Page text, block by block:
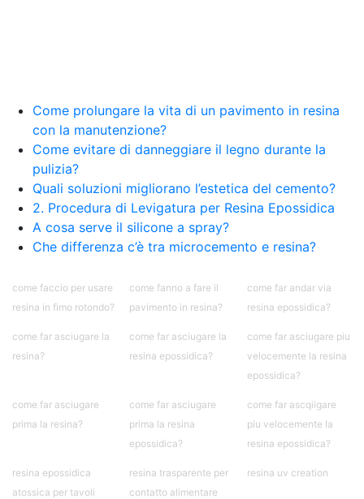
bicomponente plastica Bicomponente
trasparente Pasta bicomponente per metalli
Epossidica bicomponente Bicomponente
epossidico Colle bicomponenti Epossidica
significato Epossidico significato Polietilene telo
Smalto epossidico Colla epossidica legno Colla
epossidica per plastica Collanti epossidici Colla
bicomponente per plastica Cariche per Epossidici
Cariche Epossidiche Adesivo bicomponente
Applicazioni di Epossidici Colle epossidiche
Mastice epossidico Adesivo epossidico
bicomponente Malta epossidica Colla
bicomponente Pavimento epossidico pro e
contro Epossidica Colla epossidica plastica See
Come prolungare la vita di un pavimento in resina
con la manutenzione?
Come evitare di danneggiare il legno durante la
pulizia?
Quali soluzioni migliorano l’estetica del cemento?
2. Procedura di Levigatura per Resina Epossidica
A cosa serve il silicone a spray?
Che differenza c’è tra microcemento e resina?
come faccio per usare
resina in fimo rotondo?
come fanno a fare il
pavimento in resina?
come far andar via
resina epossidica?
come far asciugare la
resina?
come far asciugare la
resina epossidica?
come far asciugare piu
velocemente la resina
epossidica?
come far asciugare
prima la resina?
come far asciugare
prima la resina
epossidica?
come far ascqiigare
piu velocemente la
resina epossidica?
resina epossidica
atossica per tavoli
resina trasparente per
contatto alimentare
resina uv creation